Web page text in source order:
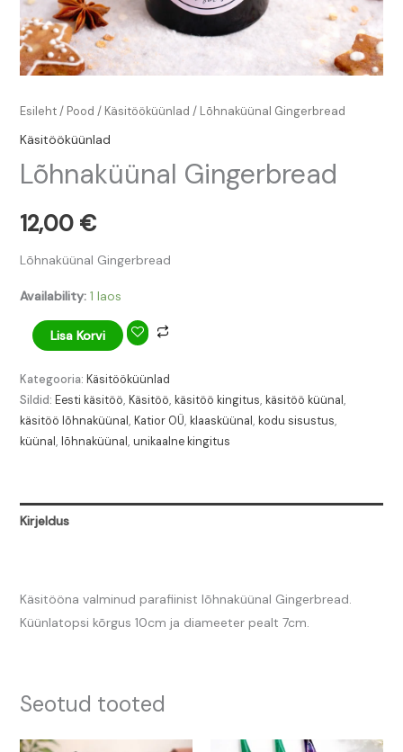
Esileht/ Pood / Käsitööküünlad / Lõhnaküünal Gingerbread
Käsitööküünlad
Lõhnaküünal Gingerbread
12,00 €
Lõhnaküünal Gingerbread
Availability: 1 laos
Lisa Korvi
Kategooria: Käsitööküünlad
Sildid: Eesti käsitöö, Käsitöö, käsitöö kingitus, käsitöö küünal,
käsitöö lõhnaküünal, Katior OÜ, klaasküünal, kodu sisustus,
küünal, lõhnaküünal, unikaalne kingitus
Kirjeldus
Käsitööna valminud parafiinist lõhnaküünal Gingerbread.
Küünlatopsi kõrgus 10cm ja diameeter pealt 7cm.
Seotud tooted